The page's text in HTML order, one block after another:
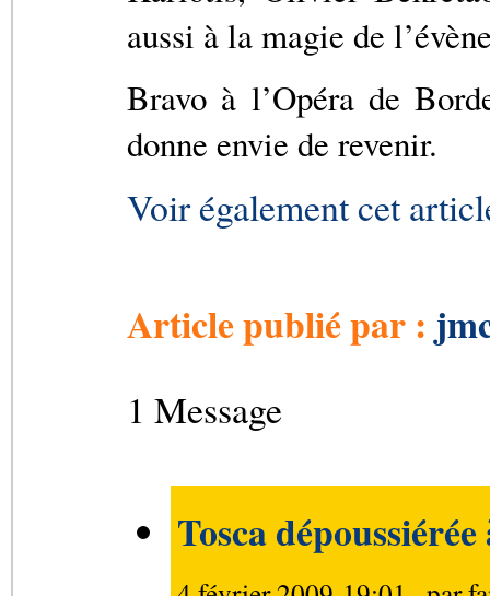
aussi à la magie de
Bravo à l’Opéra de
donne envie de revenir.
Voir également cet
Article publié par :
1 Message
Tosca